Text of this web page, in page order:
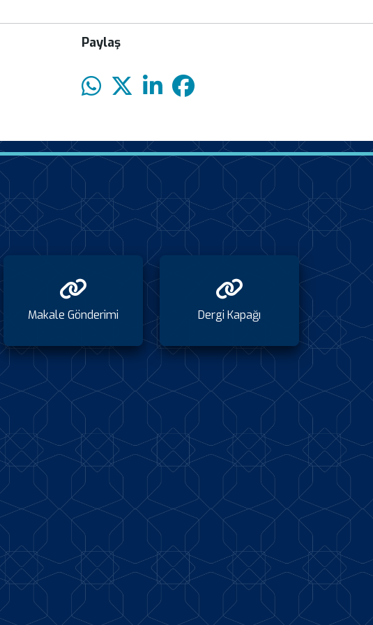
Paylaş
Makale Gönderimi Dergi Kapağı